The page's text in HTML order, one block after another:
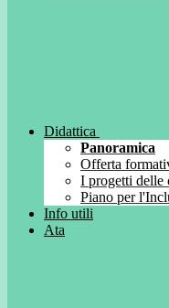
Didattica
Panoramica
Offerta
I progetti delle
Piano per
Info utili
Ata